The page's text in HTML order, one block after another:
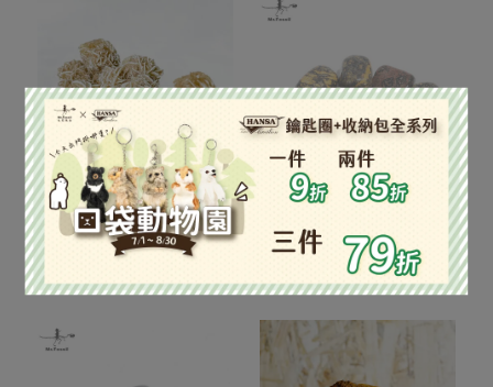
沙漠玫瑰#2
NT$1,500
滾石系列-豹紋碧玉 200g
NT$400
已售完